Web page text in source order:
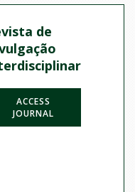
de
ACCESS
JOURNAL